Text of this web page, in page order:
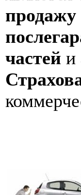
продажу
частей и